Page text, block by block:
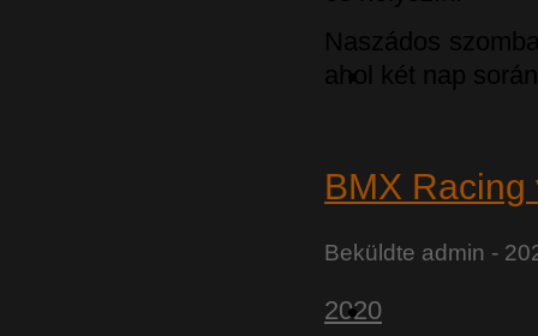
Naszádos
ahol két nap
BMX
Beküldte admin -
2020